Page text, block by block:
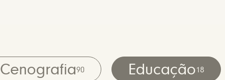
Cenografia90 Educação18